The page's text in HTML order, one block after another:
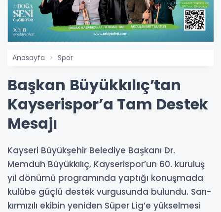
Anasayfa Spor
Başkan Büyükkılıç’tan
Kayserispor’a Tam Destek
Mesajı
Kayseri Büyükşehir Belediye Başkanı Dr.
Memduh Büyükkılıç, Kayserispor’un 60. kuruluş
yıl dönümü programında yaptığı konuşmada
kulübe güçlü destek vurgusunda bulundu. Sarı-
kırmızılı ekibin yeniden Süper Lig’e yükselmesi